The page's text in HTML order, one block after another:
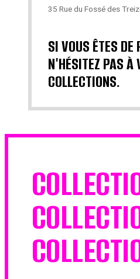
35 Rue du Fossé des
SI VOUS ÊTES DE
N'HÉSITEZ PAS À
COLLECTIONS.